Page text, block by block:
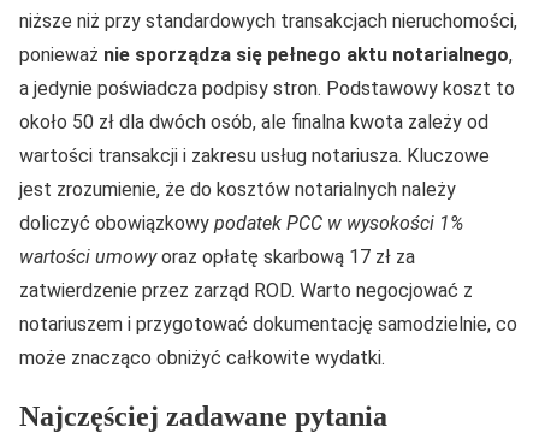
niższe niż przy standardowych transakcjach nieruchomości,
ponieważ nie sporządza się pełnego aktu notarialnego,
a jedynie poświadcza podpisy stron. Podstawowy koszt to
około 50 zł dla dwóch osób, ale finalna kwota zależy od
wartości transakcji i zakresu usług notariusza. Kluczowe
jest zrozumienie, że do kosztów notarialnych należy
doliczyć obowiązkowy podatek PCC w wysokości 1%
wartości umowyoraz opłatę skarbową 17 zł za
zatwierdzenie przez zarząd ROD. Warto negocjować z
notariuszem i przygotować dokumentację samodzielnie, co
może znacząco obniżyć całkowite wydatki.
Najczęściej zadawane pytania